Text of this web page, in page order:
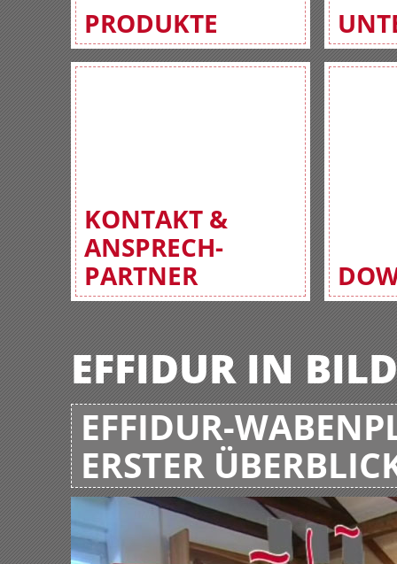
PRODUKTE
KONTAKT &
ANSPRECH-
PARTNER
EFFIDUR IN
EFFIDUR-
ERSTER